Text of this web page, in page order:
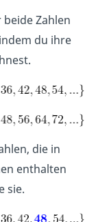
Zahlen
du ihre
die in
enthalten
sie.